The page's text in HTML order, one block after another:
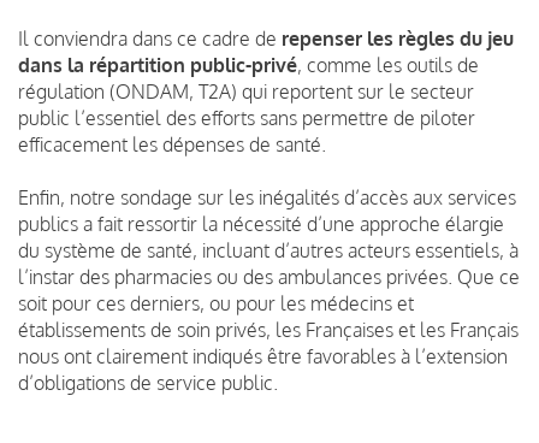
Il conviendra dans ce cadre de repenser les règles du jeu
dans la répartition public-privé, comme les outils de
régulation (ONDAM, T2A) qui reportent sur le secteur
public l’essentiel des efforts sans permettre de piloter
efficacement les dépenses de santé.
Enfin, notre sondage sur les inégalités d’accès aux services
publics a fait ressortir la nécessité d’une approche élargie
du système de santé, incluant d’autres acteurs essentiels, à
l’instar des pharmacies ou des ambulances privées. Que ce
soit pour ces derniers, ou pour les médecins et
établissements de soin privés, les Françaises et les Français
nous ont clairement indiqués être favorables à l’extension
d’obligations de service public.